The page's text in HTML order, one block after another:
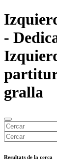
-
gralla
Resultats de la cerca